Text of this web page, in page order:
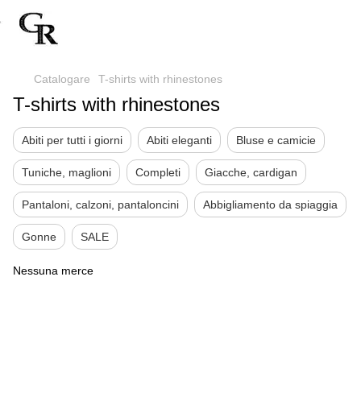
Catalogare T-shirts with rhinestones
T-shirts with rhinestones
Abiti per tutti i giorni Abiti eleganti Bluse e camicie
Tuniche, maglioni Completi Giacche, cardigan
Pantaloni, calzoni, pantaloncini Abbigliamento da spiaggia
Gonne SALE
Nessuna merce